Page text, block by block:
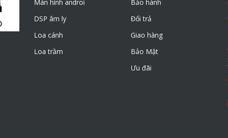
Màn hình androi
DSP âm ly
Loa cánh
Loa trầm
Bảo hành
Đổi trả
Giao hàng
Bảo Mật
Ưu đãi